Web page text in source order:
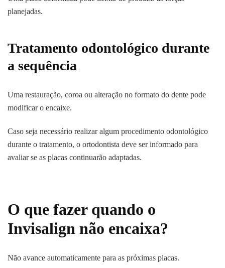
planejadas.
Tratamento odontológico durante
a sequência
Uma restauração, coroa ou alteração no formato do dente pode
modificar o encaixe.
Caso seja necessário realizar algum procedimento odontológico
durante o tratamento, o ortodontista deve ser informado para
avaliar se as placas continuarão adaptadas.
O que fazer quando o
Invisalign não encaixa?
Não avance automaticamente para as próximas placas.